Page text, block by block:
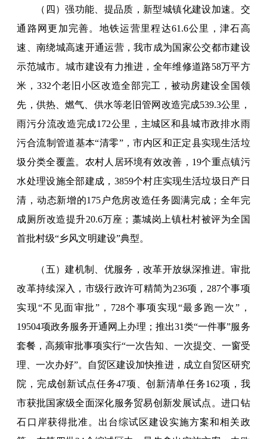
（四）强功能、提品质，新型城镇化建设加速。交
通路网更加完善。地铁运营里程达61.6公里，津石高
速、南绕城高速开通运营，我市成为国家公交都市建设
示范城市。城市建设有力推进，全年维修道路58万平方
米，332个老旧小区改造全部完工，被动房建设全国领
先，供热、燃气、供水等老旧管网改造完成539.3公里，
雨污分流改造完成172公里，主城区和县城市政排水雨
污合流制管道基本“清零”，市内区和正定县实现生活垃
圾分类全覆盖。农村人居环境有效改善，19个重点镇污
水处理设施全部建成，3859个村庄实现生活垃圾日产日
清，动态新增的175户危房改造任务圆满完成；全年完
成厕所改造提升20.6万座；藁城岗上镇杜村被评为全国
首批村级“乡风文明建设”典型。
（五）建机制、优服务，改革开放纵深推进。审批
改革持续深入，市级行政许可精简为236项，287个事项
实现“不见面审批”，728个事项实现“最多跑一次”，
19504项政务服务开通网上办理；推出31类“一件事”服务
套餐，高频审批事项实行“一次告知、一次提交、一窗受
理、一次办好”。自贸区建设加快推进，成立自贸区研究
院，完成创新试点任务47项、创新清单任务162项，我
市获批国家级全面深化服务贸易创新发展试点。进口钻
石口岸获得批准。出台综试区建设实施方案和相关政